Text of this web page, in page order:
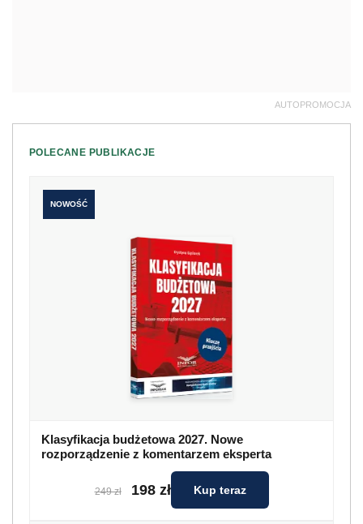
AUTOPROMOCJA
POLECANE PUBLIKACJE
NOWOŚĆ
Klasyfikacja budżetowa 2027. Nowe
rozporządzenie z komentarzem eksperta
249 zł 198 zł Kup teraz